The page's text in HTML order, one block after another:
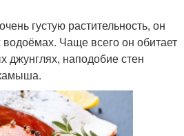
густую растительность, он
водоёмах. Чаще всего он обитает
джунглях, наподобие стен